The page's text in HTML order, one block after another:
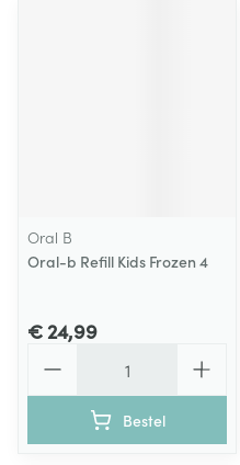
Oral B
Oral-b Refill Kids Frozen 4
€ 24,99
Bestel